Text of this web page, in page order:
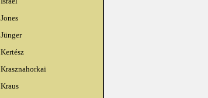
Jones
Jünger
Kertész
Krasznahorkai
Kraus